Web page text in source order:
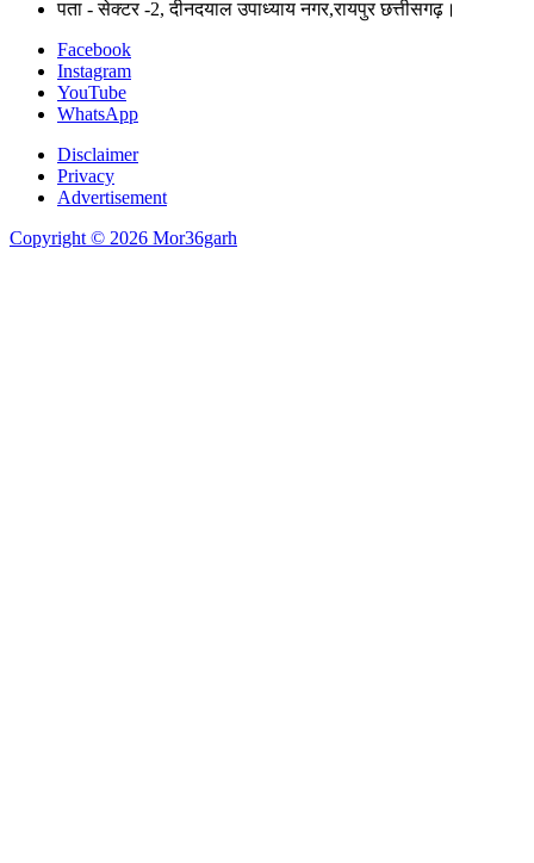
पता - सेक्टर -2, दीनदयाल उपाध्याय नगर,रायपुर छत्तीसगढ़।
Facebook
Instagram
YouTube
WhatsApp
Disclaimer
Privacy
Advertisement
Copyright © 2026 Mor36garh